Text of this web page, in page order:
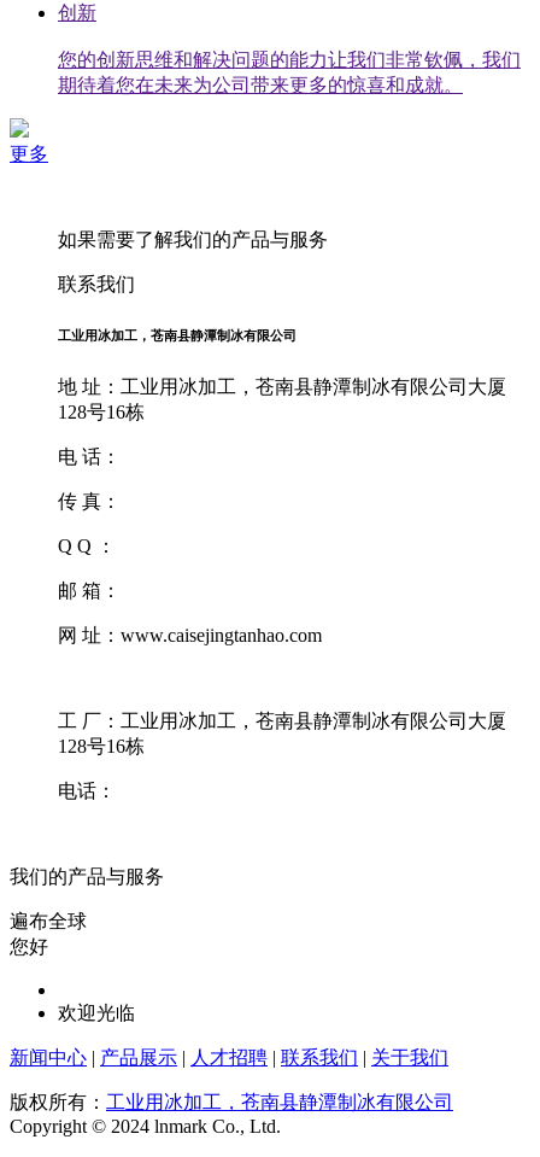
创新
您的创新思维和解决问题的能力让我们非常钦佩，我们
期待着您在未来为公司带来更多的惊喜和成就。
更多
如果需要了解我们的产品与服务
联系我们
工业用冰加工，苍南县静潭制冰有限公司
地 址：工业用冰加工，苍南县静潭制冰有限公司大厦
128号16栋
电 话：
传 真：
Q Q ：
邮 箱：
网 址：www.caisejingtanhao.com
工 厂：工业用冰加工，苍南县静潭制冰有限公司大厦
128号16栋
电话：
我们的产品与服务
遍布全球
您好
欢迎光临
新闻中心 | 产品展示 | 人才招聘 | 联系我们 | 关于我们
版权所有： 工业用冰加工，苍南县静潭制冰有限公司
Copyright © 2024 lnmark Co., Ltd.